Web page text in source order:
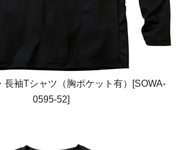
長袖Tシャツ（胸ポケット有）[SOWA-
0595-52]